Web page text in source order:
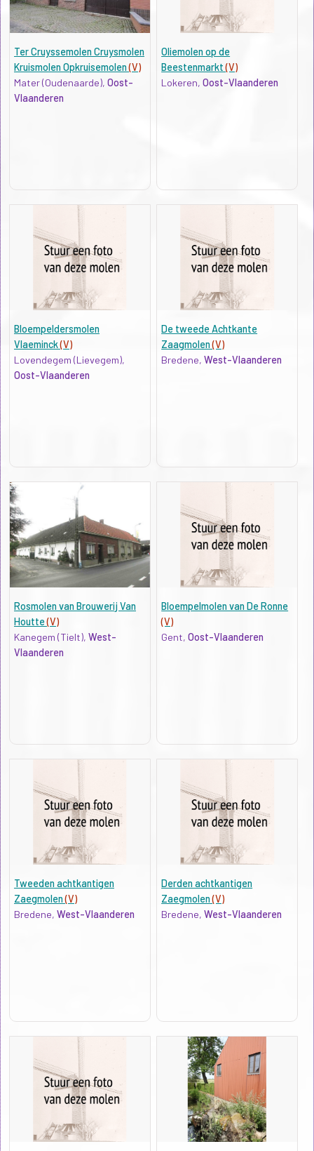
Ter Cruyssemolen Cruysmolen
Kruismolen Opkruisemolen(V)
Mater (Oudenaarde), Oost-
Vlaanderen
Oliemolen op de
Beestenmarkt(V)
Lokeren,Oost-Vlaanderen
Bloempeldersmolen
Vlaeminck(V)
Lovendegem (Lievegem),
Oost-Vlaanderen
De tweede Achtkante
Zaagmolen(V)
Bredene,West-Vlaanderen
Rosmolen van Brouwerij Van
Houtte(V)
Kanegem (Tielt), West-
Vlaanderen
Bloempelmolen van De Ronne
(V)
Gent,Oost-Vlaanderen
Tweeden achtkantigen
Zaegmolen(V)
Bredene, West-Vlaanderen
Derden achtkantigen
Zaegmolen(V)
Bredene,West-Vlaanderen